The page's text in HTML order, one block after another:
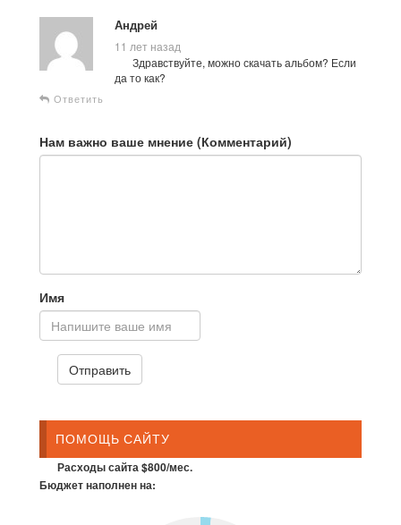
Андрей
11 лет назад
Здравствуйте, можно скачать альбом? Если
да то как?
Ответить
Нам важно ваше мнение (Комментарий)
Имя
ПОМОЩЬ САЙТУ
Расходы сайта $800/мес.
Бюджет наполнен на: